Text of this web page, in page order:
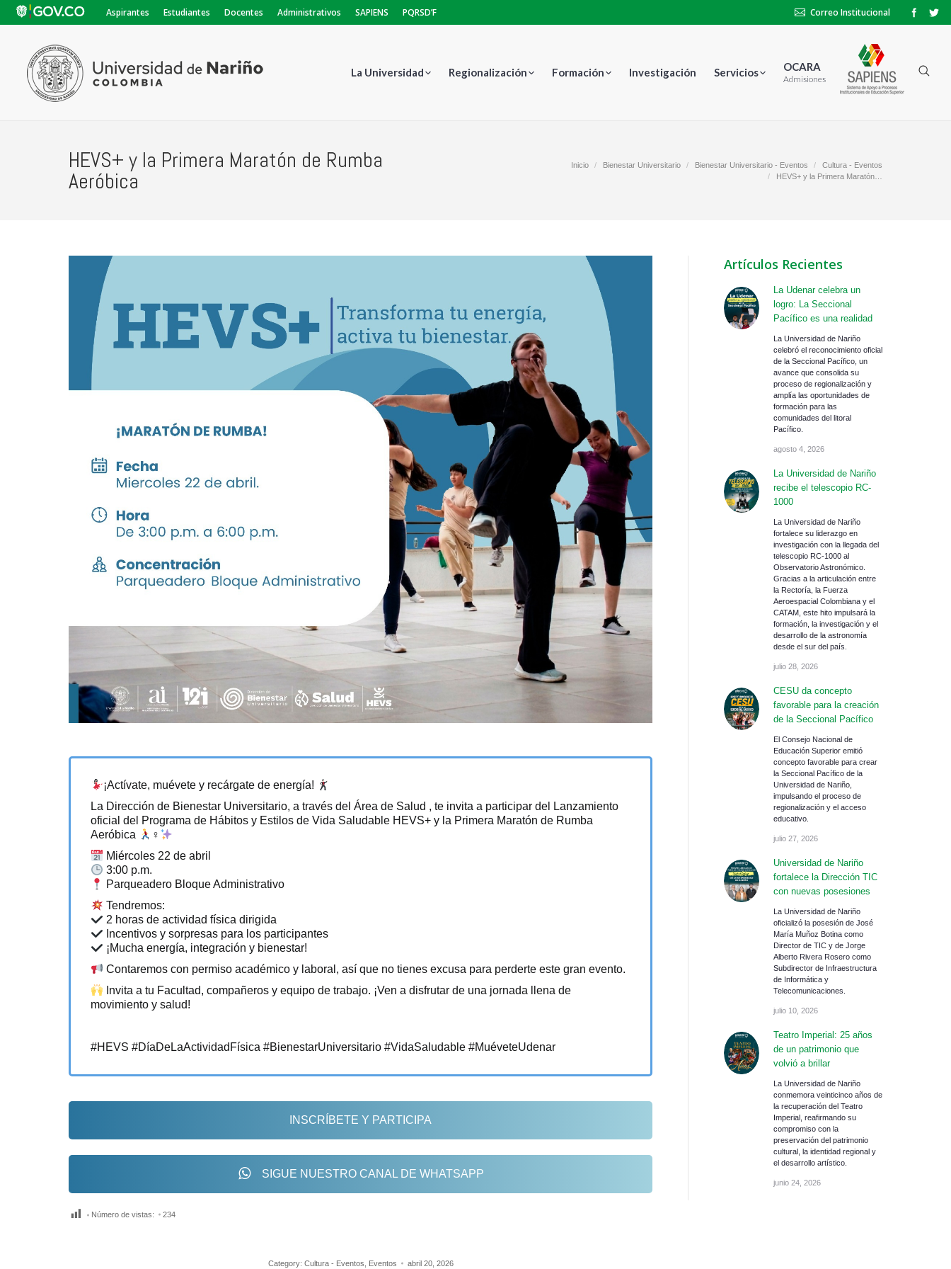
Aspirantes Estudiantes Docentes Administrativos SAPIENS PQRSD’F Correo Institucional
La Universidad Regionalización Formación Investigación Servicios OCARA
Admisiones
HEVS+ y la Primera Maratón de Rumba
Aeróbica
Inicio Bienestar Universitario Bienestar Universitario - Eventos
Cultura - Eventos
HEVS+ y la Primera Maratón…
¡Actívate, muévete y recárgate de energía!
La Dirección de Bienestar Universitario, a través del Área de Salud , te invita a participar del Lanzamiento
oficial del Programa de Hábitos y Estilos de Vida Saludable HEVS+ y la Primera Maratón de Rumba
Aeróbica
‍♀️
Miércoles 22 de abril
3:00 p.m.
Parqueadero Bloque Administrativo
Tendremos:
2 horas de actividad física dirigida
Incentivos y sorpresas para los participantes
¡Mucha energía, integración y bienestar!
Contaremos con permiso académico y laboral, así que no tienes excusa para perderte este gran evento.
Invita a tu Facultad, compañeros y equipo de trabajo. ¡Ven a disfrutar de una jornada llena de
movimiento y salud!
#HEVS #DíaDeLaActividadFísica #BienestarUniversitario #VidaSaludable #MuéveteUdenar
INSCRÍBETE Y PARTICIPA
SIGUE NUESTRO CANAL DE WHATSAPP
Número de vistas: 234
Category: Cultura - Eventos, Eventos abril 20, 2026
Artículos Recientes
La Udenar celebra un
logro: La Seccional
Pacífico es una realidad
La Universidad de Nariño
celebró el reconocimiento oficial
de la Seccional Pacífico, un
avance que consolida su
proceso de regionalización y
amplía las oportunidades de
formación para las
comunidades del litoral
Pacífico.
agosto 4, 2026
La Universidad de Nariño
recibe el telescopio RC-
1000
La Universidad de Nariño
fortalece su liderazgo en
investigación con la llegada del
telescopio RC-1000 al
Observatorio Astronómico.
Gracias a la articulación entre
la Rectoría, la Fuerza
Aeroespacial Colombiana y el
CATAM, este hito impulsará la
formación, la investigación y el
desarrollo de la astronomía
desde el sur del país.
julio 28, 2026
CESU da concepto
favorable para la creación
de la Seccional Pacífico
El Consejo Nacional de
Educación Superior emitió
concepto favorable para crear
la Seccional Pacífico de la
Universidad de Nariño,
impulsando el proceso de
regionalización y el acceso
educativo.
julio 27, 2026
Universidad de Nariño
fortalece la Dirección TIC
con nuevas posesiones
La Universidad de Nariño
oficializó la posesión de José
María Muñoz Botina como
Director de TIC y de Jorge
Alberto Rivera Rosero como
Subdirector de Infraestructura
de Informática y
Telecomunicaciones.
julio 10, 2026
Teatro Imperial: 25 años
de un patrimonio que
volvió a brillar
La Universidad de Nariño
conmemora veinticinco años de
la recuperación del Teatro
Imperial, reafirmando su
compromiso con la
preservación del patrimonio
cultural, la identidad regional y
el desarrollo artístico.
junio 24, 2026